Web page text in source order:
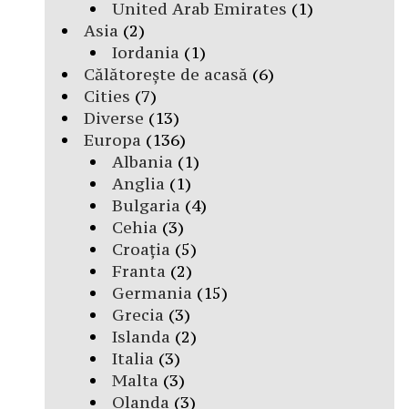
United Arab Emirates (1)
Asia (2)
Iordania (1)
Călătorește de acasă (6)
Cities (7)
Diverse (13)
Europa (136)
Albania (1)
Anglia (1)
Bulgaria (4)
Cehia (3)
Croația (5)
Franta (2)
Germania (15)
Grecia (3)
Islanda (2)
Italia (3)
Malta (3)
Olanda (3)